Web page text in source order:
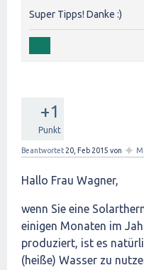
Super Tipps! Danke :)
+1
Punkt
Beantwortet 20, Feb 2015 von ✦
Hallo Frau Wagner,
wenn Sie eine
einigen Monaten im
produziert, ist es
(heiße) Wasser zu